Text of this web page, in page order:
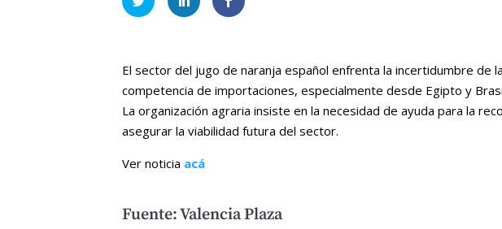
El sector del jugo de naranja español enfrenta la incertidumbre de
competencia de importaciones, especialmente desde Egipto y
La organización agraria insiste en la necesidad de ayuda para la
asegurar la viabilidad futura del sector.
Ver noticia acá
Fuente: Valencia Plaza